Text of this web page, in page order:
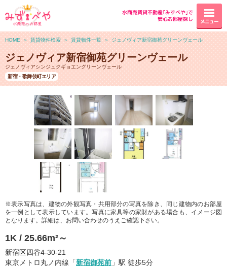
水商売賃貸不動産｢みずべや｣で
安心お部屋探し
メニュー
HOME ＞ 賃貸物件検索 ＞ 賃貸物件一覧 ＞ ジェノヴィア新宿御苑グリーンヴェール
ジェノヴィア新宿御苑グリーンヴェール
ジェノヴィアシンジュクギョエングリーンヴェール
新宿・歌舞伎町エリア
※表示写真は、建物の外観写真・共用部分の写真を除き、同じ建物内のお部屋
を一例として表示しています。写真に家具等の家財がある場合も、イメージ図
となります。詳細は、お問い合わせのうえご確認下さい。
1K / 25.66m²～
新宿区四谷4-30-21
東京メトロ丸ノ内線「新宿御苑前 」駅 徒歩5分